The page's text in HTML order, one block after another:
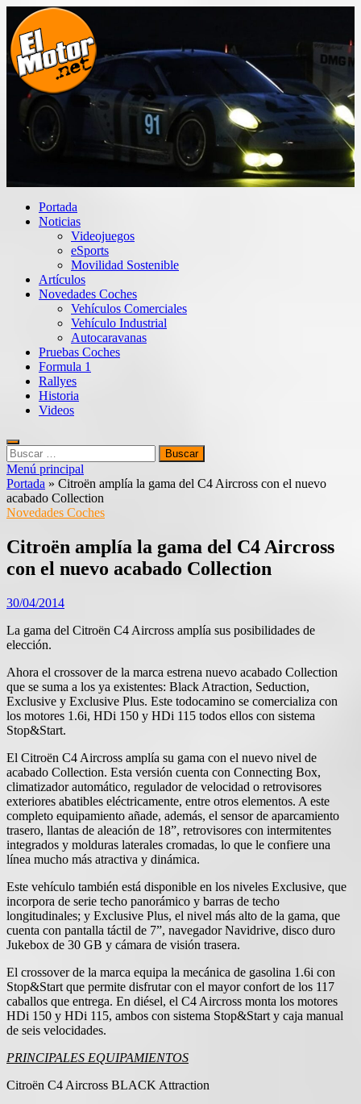
Saltar
contenido
El Motor punto Net
Información sobre novedades y pruebas de Automóviles
Portada
Noticias
Videojuegos
eSports
Movilidad Sostenible
Artículos
Novedades Coches
Vehículos Comerciales
Vehículo Industrial
Autocaravanas
Pruebas Coches
Formula 1
Rallyes
Historia
Videos
Buscar:
Menú principal
Portada » Citroën amplía la gama del C4 Aircross con el nuevo
acabado Collection
Novedades Coches
Citroën amplía la gama del C4 Aircross
con el nuevo acabado Collection
30/04/2014
La gama del Citroën C4 Aircross amplía sus posibilidades de
elección.
Ahora el crossover de la marca estrena nuevo acabado Collection
que se suma a los ya existentes: Black Atraction, Seduction,
Exclusive y Exclusive Plus. Este todocamino se comercializa con
los motores 1.6i, HDi 150 y HDi 115 todos ellos con sistema
Stop&Start.
El Citroën C4 Aircross amplía su gama con el nuevo nivel de
acabado Collection. Esta versión cuenta con Connecting Box,
climatizador automático, regulador de velocidad o retrovisores
exteriores abatibles eléctricamente, entre otros elementos. A este
completo equipamiento añade, además, el sensor de aparcamiento
trasero, llantas de aleación de 18”, retrovisores con intermitentes
integrados y molduras laterales cromadas, lo que le confiere una
línea mucho más atractiva y dinámica.
Este vehículo también está disponible en los niveles Exclusive, que
incorpora de serie techo panorámico y barras de techo
longitudinales; y Exclusive Plus, el nivel más alto de la gama, que
cuenta con pantalla táctil de 7”, navegador Navidrive, disco duro
Jukebox de 30 GB y cámara de visión trasera.
El crossover de la marca equipa la mecánica de gasolina 1.6i con
Stop&Start que permite disfrutar con el mayor confort de los 117
caballos que entrega. En diésel, el C4 Aircross monta los motores
HDi 150 y HDi 115, ambos con sistema Stop&Start y caja manual
de seis velocidades.
PRINCIPALES EQUIPAMIENTOS
Citroën C4 Aircross BLACK Attraction